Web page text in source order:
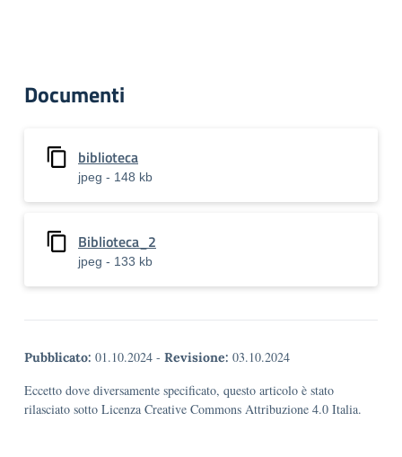
Documenti
biblioteca
jpeg - 148 kb
Biblioteca_2
jpeg - 133 kb
Pubblicato: 01.10.2024 - Revisione: 03.10.2024
Eccetto dove diversamente specificato, questo articolo è stato
rilasciato sotto Licenza Creative Commons Attribuzione 4.0 Italia.